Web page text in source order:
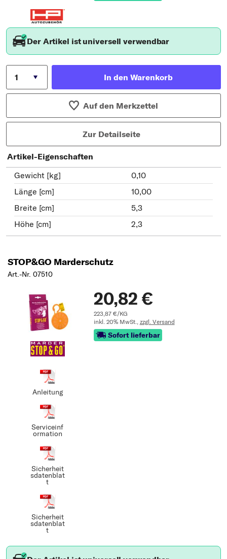
Der Artikel ist universell verwendbar
In den Warenkorb
Auf den Merkzettel
Zur Detailseite
Artikel-Eigenschaften
Gewicht [kg]
0,10
Länge [cm]
10,00
Breite [cm]
5,3
Höhe [cm]
2,3
STOP&GO Marderschutz
Art.-Nr. 07510
Anleitung
Serviceinf
ormation
Sicherheit
sdatenblat
t
Sicherheit
sdatenblat
t
20,82 €
223,87 €/KG
inkl. 20% MwSt., zzgl. Versand
Sofort lieferbar